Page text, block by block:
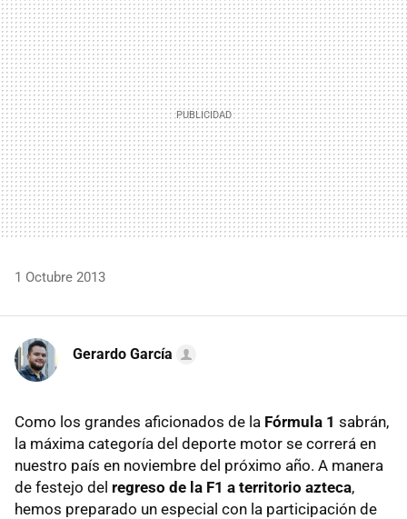
MAIL
1 Octubre 2013
Gerardo García
Como los grandes aficionados de la Fórmula 1 sabrán,
la máxima categoría del deporte motor se correrá en
nuestro país en noviembre del próximo año. A manera
de festejo del regreso de la F1 a territorio azteca,
hemos preparado un especial con la participación de